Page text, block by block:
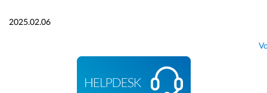
2025.02.06